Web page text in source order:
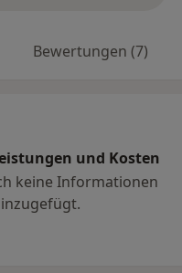
Bewertungen (7)
und Kosten
keine Informationen